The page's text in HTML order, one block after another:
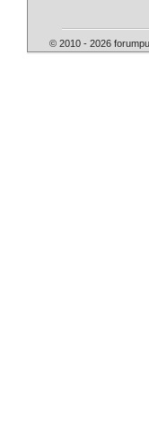
© 2010 - 2026